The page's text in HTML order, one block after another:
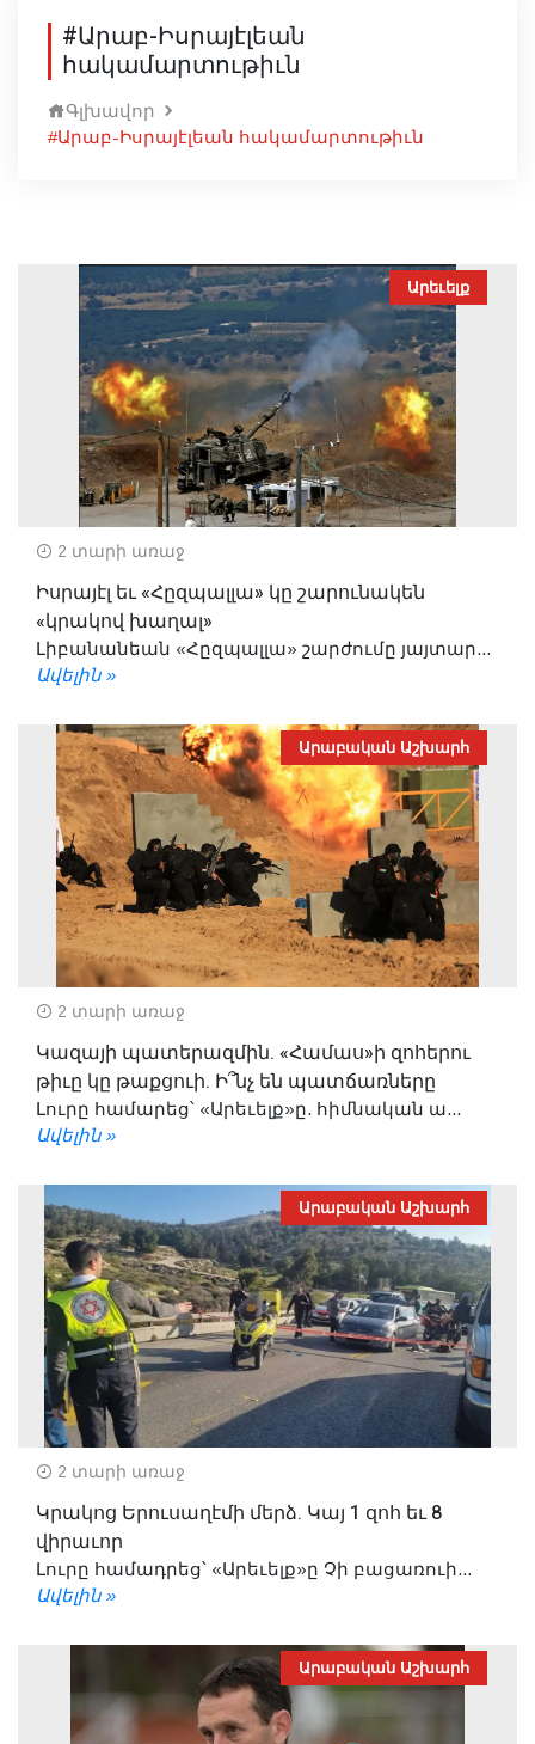
#Արաբ-Իսրայէլեան
հակամարտութիւն
Գլխավոր
#Արաբ-Իսրայէլեան հակամարտութիւն
Արեւելք
2 տարի առաջ
Իսրայէլ եւ «Հըզպալլա» կը շարունակեն
«կրակով խաղալ»
Լիբանանեան «Հըզպալլա» շարժումը յայտար...
Ավելին »
Արաբական Աշխարհ
2 տարի առաջ
Կազայի պատերազմին. «Համաս»ի զոհերու
թիւը կը թաքցուի. Ի՞նչ են պատճառները
Լուրը համարեց՝ «Արեւելք»ը. հիմնական ա...
Ավելին »
Արաբական Աշխարհ
2 տարի առաջ
Կրակոց Երուսաղէմի մերձ. Կայ 1 զոհ եւ 8
վիրաւոր
Լուրը համադրեց՝ «Արեւելք»ը Չի բացառուի...
Ավելին »
Արաբական Աշխարհ